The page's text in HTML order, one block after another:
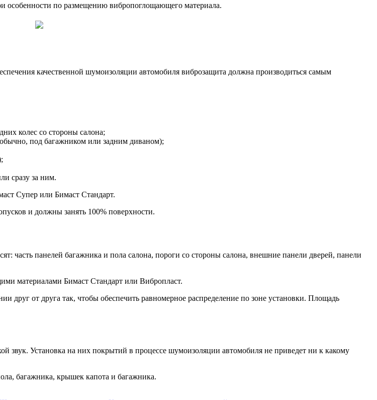
особенности по размещению вибропоглощающего материала.
качественной шумоизоляции автомобиля виброзащита должна производиться самым
колес со стороны салона;
под багажником или задним диваном);
сразу за ним.
Супер или Бимаст Стандарт.
и должны занять 100% поверхности.
часть панелей багажника и пола салона, пороги со стороны салона, внешние панели дверей, панели
материалами Бимаст Стандарт или Вибропласт.
друг от друга так, чтобы обеспечить равномерное распределение по зоне установки. Площадь
звук. Установка на них покрытий в процессе шумоизоляции автомобиля не приведет ни к какому
багажника, крышек капота и багажника.